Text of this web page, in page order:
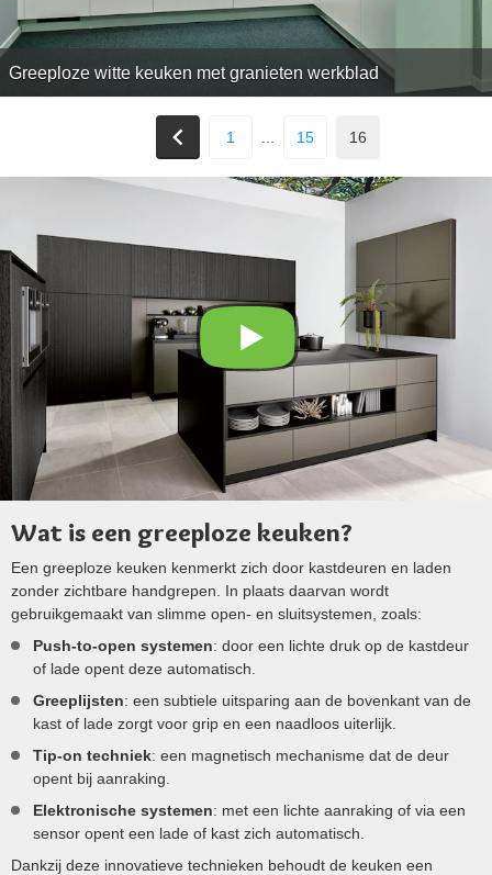
Greeploze witte keuken met granieten werkblad
1 15 16
Wat is een greeploze keuken?
Een greeploze keuken kenmerkt zich door kastdeuren en laden
zonder zichtbare handgrepen. In plaats daarvan wordt
gebruikgemaakt van slimme open- en sluitsystemen, zoals:
Push-to-open systemen: door een lichte druk op de kastdeur
of lade opent deze automatisch.
Greeplijsten: een subtiele uitsparing aan de bovenkant van de
kast of lade zorgt voor grip en een naadloos uiterlijk.
Tip-on techniek: een magnetisch mechanisme dat de deur
opent bij aanraking.
Elektronische systemen: met een lichte aanraking of via een
sensor opent een lade of kast zich automatisch.
Dankzij deze innovatieve technieken behoudt de keuken een